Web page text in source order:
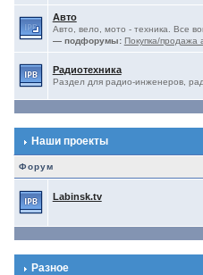
Авто
Авто, вело, мото - техника. Все
— подфорумы: Покупка/продажа
Радиотехника
Раздел для радио-инженеров,
Наши проекты
Форум
Labinsk.tv
Разное